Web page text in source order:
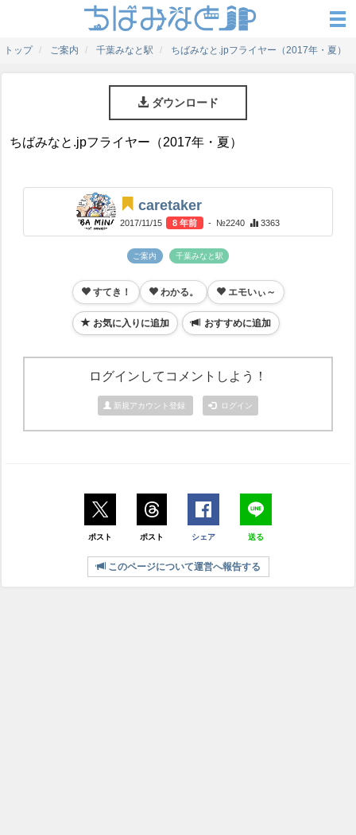
トップ ご案内 千葉みなと駅 ちばみなと.jpフライヤー（2017年・夏）
ダウンロード
ちばみなと.jpフライヤー（2017年・夏）
caretaker
2017/11/15 8 年前 - №2240 3363
ご案内 千葉みなと駅
すてき！ わかる。 エモいぃ～
お気に入りに追加 おすすめに追加
ログインしてコメントしよう！
新規アカウント登録 ログイン
ポスト ポスト シェア 送る
このページについて運営へ報告する